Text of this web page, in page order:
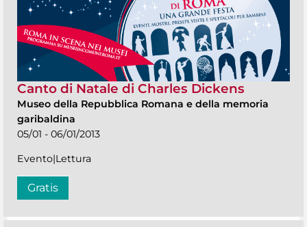
Canto di Natale di Charles Dickens
Museo della Repubblica Romana e della memoria
garibaldina
05/01 - 06/01/2013
Evento|Lettura
Gratis